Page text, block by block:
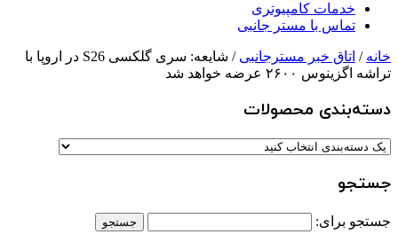
خدمات کامپیوتری
تماس با مستر جانبی
خانه / اتاق خبر مسترجانبی
/ شایعه: سری گلکسی S26 در اروپا با
تراشه اگزینوس ۲۶۰۰ عرضه خواهد شد
دسته‌بندی‌ محصولات
جستجو
جستجو برای: